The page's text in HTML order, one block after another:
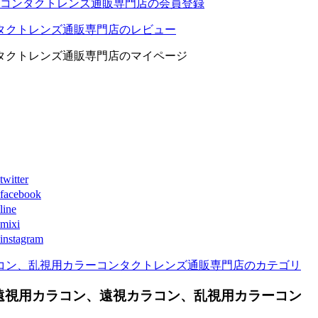
ンタクトレンズ通販専門店の会員登録
トレンズ通販専門店のレビュー
トレンズ通販専門店のマイページ
、乱視用カラーコンタクトレンズ通販専門店のカテゴリ
用カラコン、遠視カラコン、乱視用カラーコン